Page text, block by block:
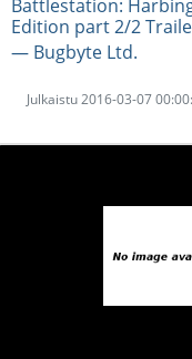
Battlestation:
Edition part 2/2
― Bugbyte Ltd.
Julkaistu 2016-03-07